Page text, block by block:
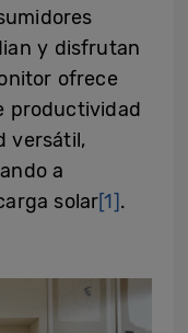
y disfrutan
ofrece
productividad
versátil,
a
solar[1].